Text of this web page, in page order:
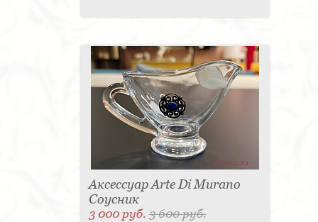
Аксессуар Arte Di Murano
Соусник
3 000 руб.3 600 руб.